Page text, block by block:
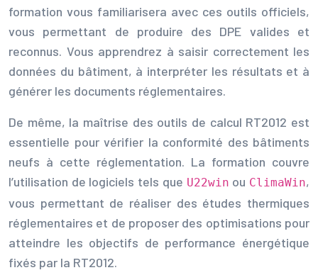
formation vous familiarisera avec ces outils officiels,
vous permettant de produire des DPE valides et
reconnus. Vous apprendrez à saisir correctement les
données du bâtiment, à interpréter les résultats et à
générer les documents réglementaires.
De même, la maîtrise des outils de calcul RT2012 est
essentielle pour vérifier la conformité des bâtiments
neufs à cette réglementation. La formation couvre
l’utilisation de logiciels tels que U22win ou ClimaWin,
vous permettant de réaliser des études thermiques
réglementaires et de proposer des optimisations pour
atteindre les objectifs de performance énergétique
fixés par la RT2012.